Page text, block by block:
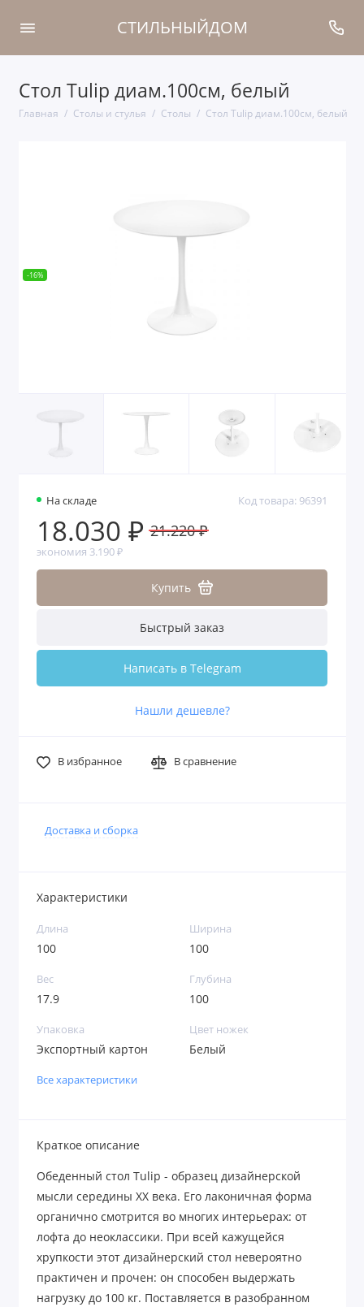
СТИЛЬНЫЙДОМ
Стол Tulip диам.100см, белый
Главная Столы и стулья Столы Стол Tulip диам.100см, белый
-16%
На складе Код товара: 96391
18.030 ₽ 21.220 ₽
экономия 3.190 ₽
Купить
Быстрый заказ
Написать в Telegram
Нашли дешевле?
В избранное В сравнение
Доставка и сборка
Характеристики
Длина
100
Ширина
100
Вес
17.9
Глубина
100
Упаковка
Экспортный картон
Цвет ножек
Белый
Все характеристики
Краткое описание
Обеденный стол Tulip - образец дизайнерской
мысли середины ХХ века. Его лаконичная форма
органично смотрится во многих интерьерах: от
лофта до неоклассики. При всей кажущейся
хрупкости этот дизайнерский стол невероятно
практичен и прочен: он способен выдержать
нагрузку до 100 кг. Поставляется в разобранном